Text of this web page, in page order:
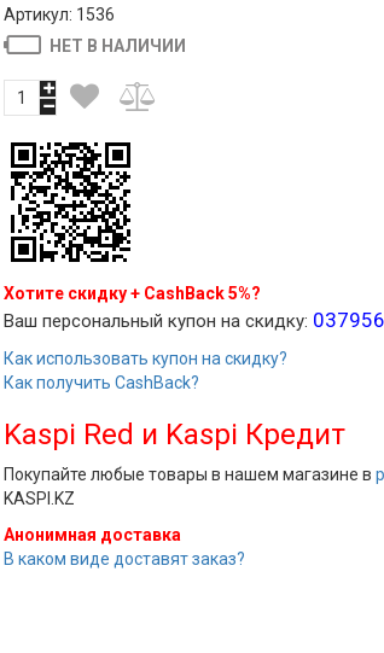
Артикул: 1536
НЕТ В НАЛИЧИИ
Хотите скидку + CashBack 5%?
Ваш персональный купон на скидку: 037956
Как использовать купон на скидку?
Как получить CashBack?
Kaspi Red и Kaspi Кредит
Покупайте любые товары в нашем магазине в
KASPI.KZ
Анонимная доставка
В каком виде доставят заказ?